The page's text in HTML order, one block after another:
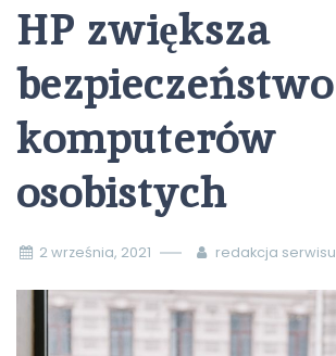
HP zwiększa
bezpieczeństwo
komputerów
osobistych
2 września, 2021 redakcja serwisu